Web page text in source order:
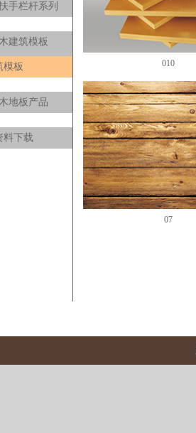
手栏杆系列
建筑模板
模板
地板产品
料下载
010
07